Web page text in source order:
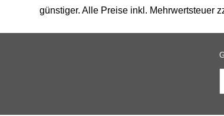
günstiger. Alle Preise inkl. Mehrwertsteuer